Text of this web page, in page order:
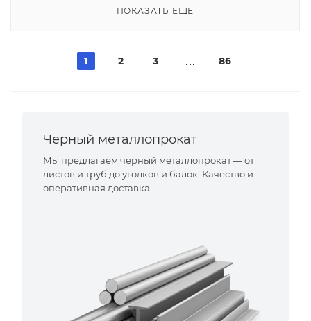
ПОКАЗАТЬ ЕЩЕ
1 2 3 86
Черный металлопрокат
Мы предлагаем черный металлопрокат — от
листов и труб до уголков и балок. Качество и
оперативная доставка.